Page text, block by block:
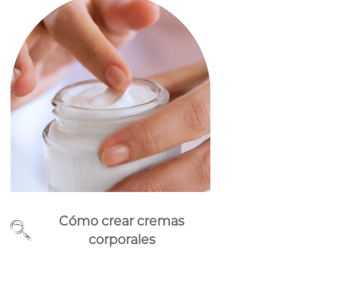
Cómo crear cremas
corporales